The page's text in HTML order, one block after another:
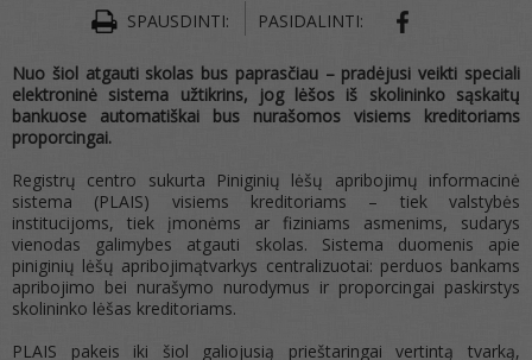
SPAUSDINTI: PASIDALINTI:
Nuo šiol atgauti skolas bus paprasčiau – pradėjusi veikti speciali
elektroninė sistema užtikrins, jog lėšos iš skolininko sąskaitų
bankuose automatiškai bus nurašomos visiems kreditoriams
proporcingai.
Registrų centro sukurta Piniginių lėšų apribojimų informacinė
sistema (PLAIS) visiems kreditoriams – tiek valstybės
institucijoms, tiek įmonėms ar fiziniams asmenims, sudarys
vienodas galimybes atgauti skolas. Sistema duomenis apie
piniginių lėšų apribojimątvarkys centralizuotai: perduos bankams
apribojimo bei nurašymo nurodymus ir proporcingai paskirstys
skolininko lėšas kreditoriams.
PLAIS pakeis iki šiol galiojusią prieštaringai vertintą tvarką,